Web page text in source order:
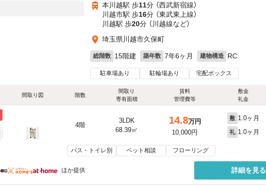
本川越駅 歩11分 （西武新宿線）
川越市駅 歩16分 （東武東上線）
川越駅 歩20分 （川越線など）
埼玉県川越市久保町
総階数 15階建 築年数 7年6ヶ月 建物構造 RC
駐車場あり 駐輪場あり 宅配ボックス
間取り図 階数
間取り
専有面積
賃料
管理費等
敷金
礼金
4階
3LDK
68.39㎡
14.8万円
10,000円
敷 1.0ヶ月
礼 1.0ヶ月
バス・トイレ別 ペット相談 フローリング
ほか提供 詳細を見る